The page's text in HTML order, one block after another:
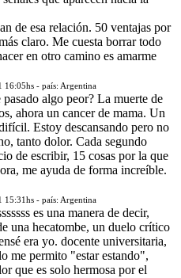
de esa relación. 50 ventajas por
claro. Me cuesta borrar todo
en otro camino es amarme
16:05hs - país: Argentina
algo peor? La muerte de
ahora un cancer de mama. Un
Estoy descansando pero no
tanto dolor. Cada segundo
de escribir, 15 cosas por la que
me ayuda de forma increíble.
15:31hs - país: Argentina
es una manera de decir,
una hecatombe, un duelo crítico
era yo. docente universitaria,
me permito "estar estando",
que es solo hermosa por el